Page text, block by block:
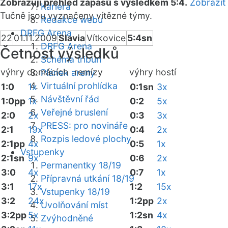
Kariéra
Redakce webu
DRFG Arena
DRFG Arena
Schéma tribun
Plánek areny
Virtuální prohlídka
Návštěvní řád
Veřejné bruslení
PRESS: pro novináře
Rozpis ledové plochy
Vstupenky
Permanentky 18/19
Přípravná utkání 18/19
Vstupenky 18/19
Uvolňování míst
Zvýhodněné
Zobrazuji přehled zápasů s výsledkem 5:4. Zobrazit
Tučně jsou vyznačeny vítězné týmy.
2201.11.2009SlaviaVítkovice5:4sn
Četnost výsledků
výhry domácíchremízy výhry hostí
1:0
1x
1:0pp 1x
2:0
2x
2:1
19x
2:1pp 4x
2:1sn 9x
3:0
4x
3:1
17x
3:2
24x
3:2pp5x
0:1sn 3x
0:2
5x
0:3
3x
0:4
2x
0:5
1x
0:6
2x
0:7
1x
1:2
15x
1:2pp 2x
1:2sn 4x